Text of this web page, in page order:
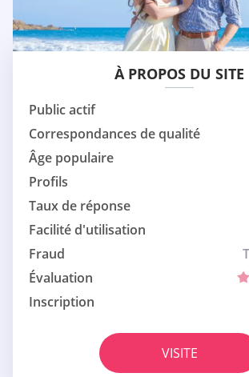
À PROPOS DU SITE
Public actif
Correspondances de qualité
Âge populaire
Profils
Taux de réponse
Facilité d'utilisation
Fraud
Évaluation
Inscription
VISITE